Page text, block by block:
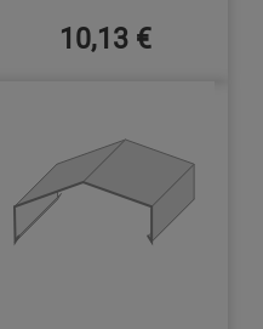
10,13 €